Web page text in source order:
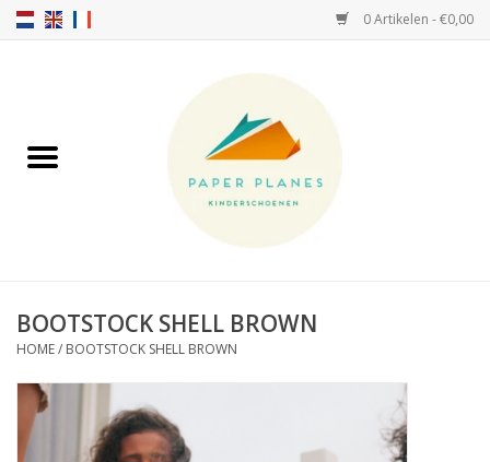
0 Artikelen - €0,00
FW26-27
HELLO HOSSY petten
SALTIES
BOOTSTOCK SHELL BROWN
HOME/ BOOTSTOCK SHELL BROWN